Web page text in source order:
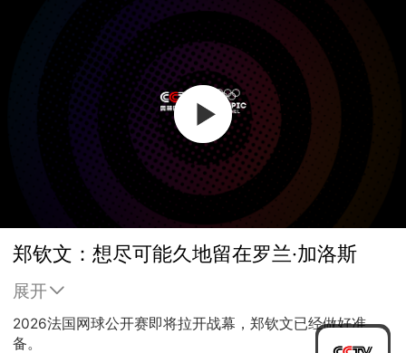
郑钦文：想尽可能久地留在罗兰·加洛斯
展开
2026法国网球公开赛即将拉开战幕，郑钦文已经做好准
备。